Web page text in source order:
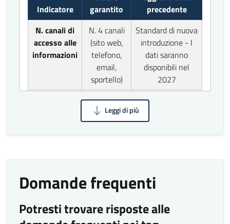
Indicatore
garantito
precedente
N. canali di
accesso alle
informazioni
N. 4 canali
(sito web,
telefono,
email,
sportello)
Standard di nuova
introduzione - I
dati saranno
disponibili nel
2027
2 giorni/7
ore
settimana
Standard di nuova
dati saranno
disponibili nel
Tempestività
Indicatore
garantito
anno precedente
Domande frequenti
Potresti trovare risposte alle